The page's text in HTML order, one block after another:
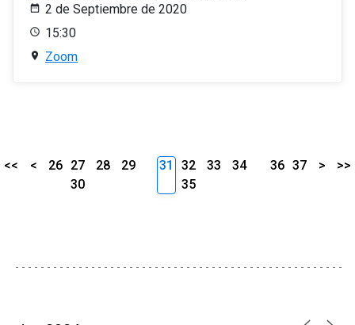
2 de Septiembre de 2020
15:30
Zoom
<< < 26 27 28
29
30
31 32 33
34
35
36 37 > >>